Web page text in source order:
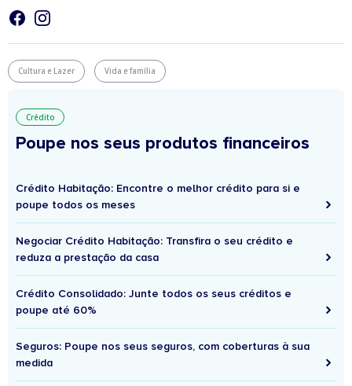
Cultura e Lazer Vida e família
Crédito
Poupe nos seus produtos financeiros
Crédito Habitação: Encontre o melhor crédito para si e
poupe todos os meses
Negociar Crédito Habitação: Transfira o seu crédito e
reduza a prestação da casa
Crédito Consolidado: Junte todos os seus créditos e
poupe até 60%
Seguros: Poupe nos seus seguros, com coberturas à sua
medida